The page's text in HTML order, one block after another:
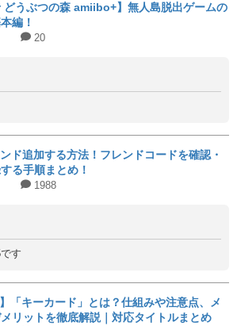
どうぶつの森 amiibo+】無人島脱出ゲームの
編！
20
ド追加する方法！フレンドコードを確認・
る手順まとめ！
1988
す
「キーカード」とは？仕組みや注意点、メ
リットを徹底解説｜対応タイトルまとめ